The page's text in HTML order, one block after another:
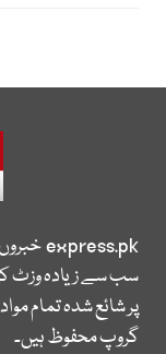
express.pk
سب سے زیادہ وزٹ
پر شائع شدہ تمام
گروپ محفوظ ہیں۔